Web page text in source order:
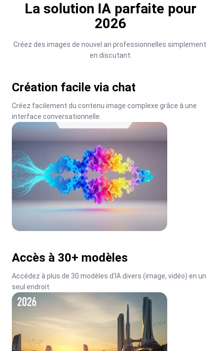
La solution IA parfaite pour
2026
Créez des images de nouvel an professionnelles simplement
en discutant.
Création facile via chat
Créez facilement du contenu image complexe grâce à une
interface conversationnelle.
Accès à 30+ modèles
Accédez à plus de 30 modèles d'IA divers (image, vidéo) en un
seul endroit.